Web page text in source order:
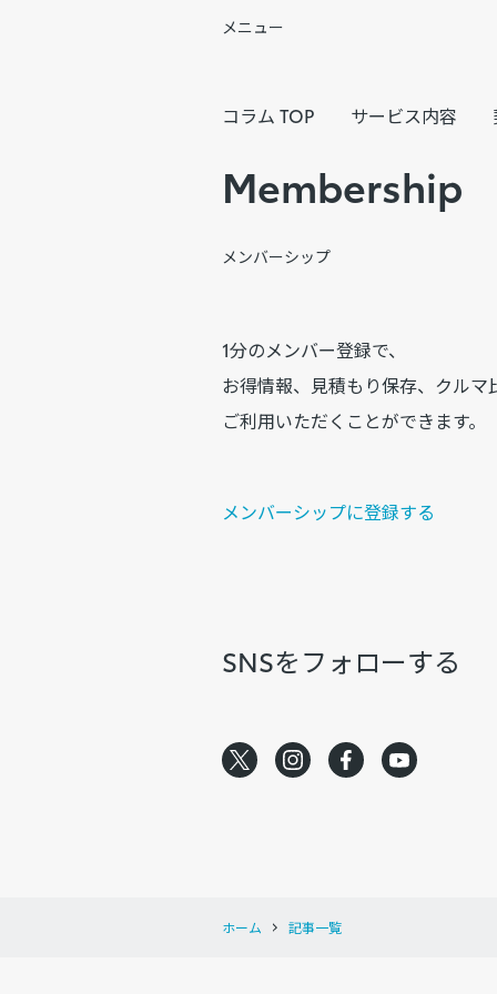
メニュー
コラム TOP サービス内容
Membership
メンバーシップ
1分のメンバー登録で、
お得情報、見積もり保存、クルマ
ご利用いただくことができます。
メンバーシップに登録する
SNSをフォローする
ホーム 記事一覧